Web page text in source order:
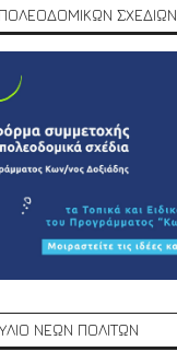
ΣΧΕΔΙΩΝ
ΝΕΩΝ ΠΟΛΙΤΩΝ